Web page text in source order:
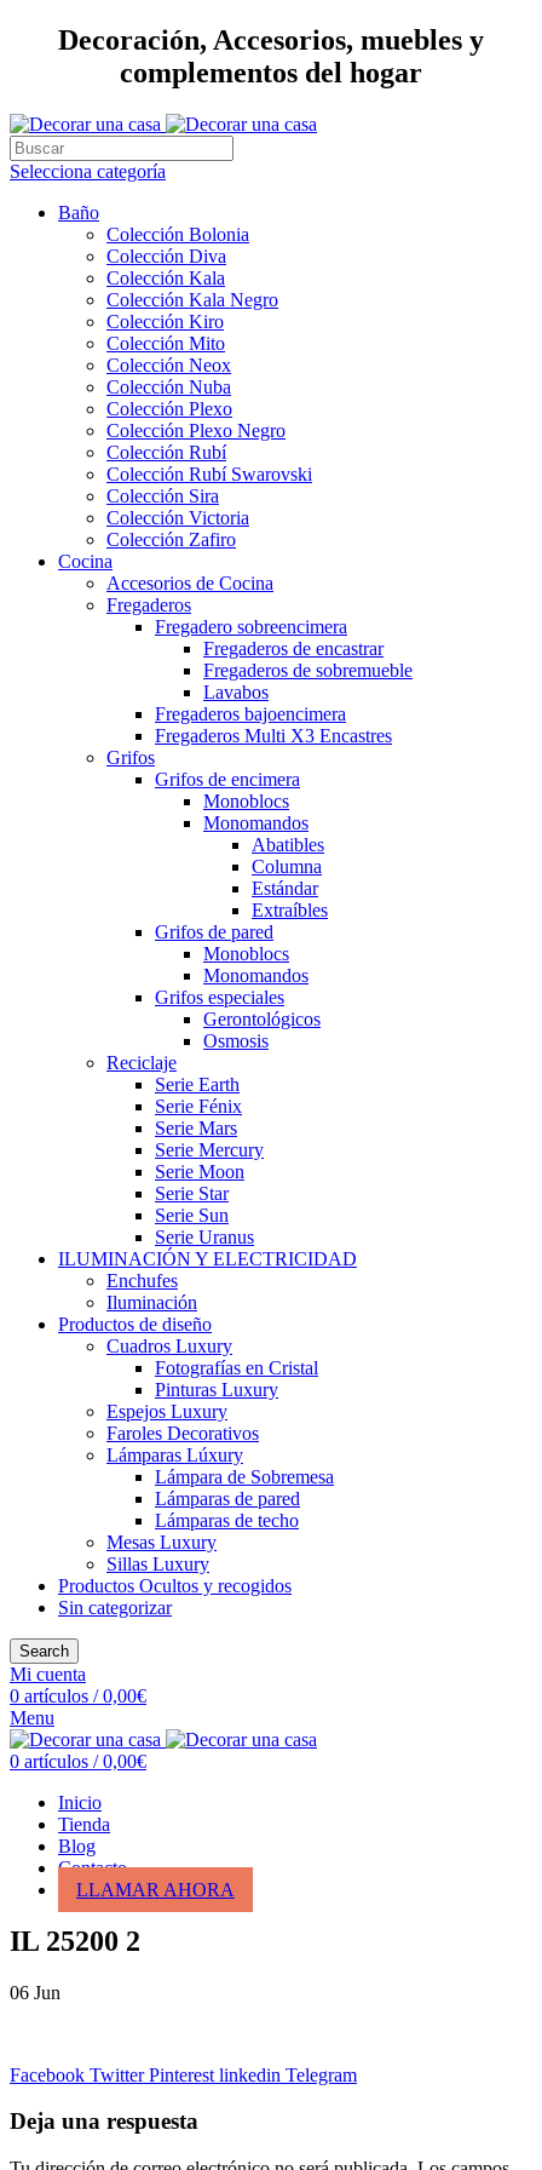
Decoración, Accesorios, muebles y
complementos del hogar
Selecciona categoría
Baño
Colección Bolonia
Colección Diva
Colección Kala
Colección Kala Negro
Colección Kiro
Colección Mito
Colección Neox
Colección Nuba
Colección Plexo
Colección Plexo Negro
Colección Rubí
Colección Rubí Swarovski
Colección Sira
Colección Victoria
Colección Zafiro
Cocina
Accesorios de Cocina
Fregaderos
Fregadero sobreencimera
Fregaderos de encastrar
Fregaderos de sobremueble
Lavabos
Fregaderos bajoencimera
Fregaderos Multi X3 Encastres
Grifos
Grifos de encimera
Monoblocs
Monomandos
Abatibles
Columna
Estándar
Extraíbles
Grifos de pared
Monoblocs
Monomandos
Grifos especiales
Gerontológicos
Osmosis
Reciclaje
Serie Earth
Serie Fénix
Serie Mars
Serie Mercury
Serie Moon
Serie Star
Serie Sun
Serie Uranus
ILUMINACIÓN Y ELECTRICIDAD
Enchufes
Iluminación
Productos de diseño
Cuadros Luxury
Fotografías en Cristal
Pinturas Luxury
Espejos Luxury
Faroles Decorativos
Lámparas Lúxury
Lámpara de Sobremesa
Lámparas de pared
Lámparas de techo
Mesas Luxury
Sillas Luxury
Productos Ocultos y recogidos
Sin categorizar
Search
Mi cuenta
0 artículos / 0,00€
Menu
0 artículos / 0,00€
Inicio
Tienda
Blog
Contacto
LLAMAR AHORA
IL 25200 2
06 Jun
Facebook Twitter Pinterest linkedin Telegram
Deja una respuesta